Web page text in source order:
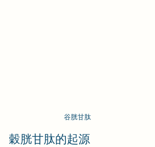
谷胱甘肽
穀胱甘肽的起源